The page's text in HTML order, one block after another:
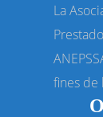
La
fines de